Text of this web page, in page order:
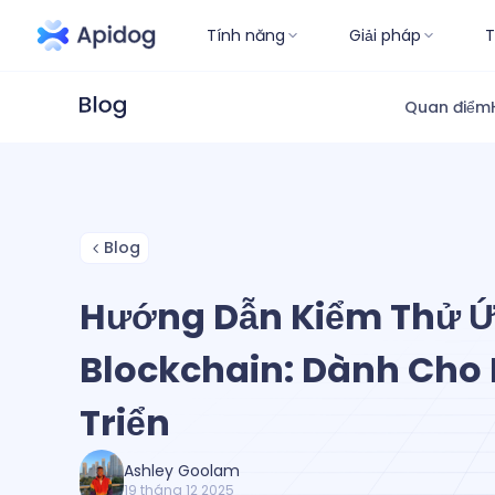
Tính năng Giải pháp
Quan điểm
Blog
Hướng Dẫn Kiểm Thử
Blockchain: Dành Cho
Triển
Ashley Goolam
19 tháng 12 2025